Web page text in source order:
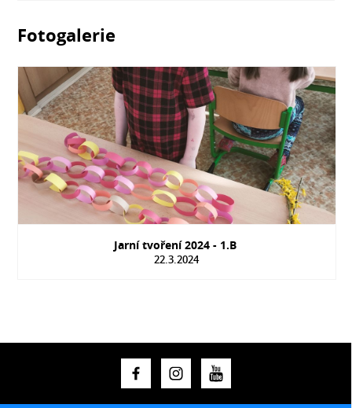
Fotogalerie
Jarní tvoření 2024 - 1.B
22.3.2024